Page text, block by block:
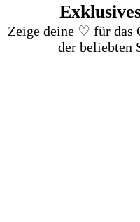
Zeige deine ♡ für das
der beliebten